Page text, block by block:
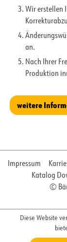
Wir erstellen
an.
Nach Ihrer
Produktion
weitere
Impressum
Katalog
©
Diese Website